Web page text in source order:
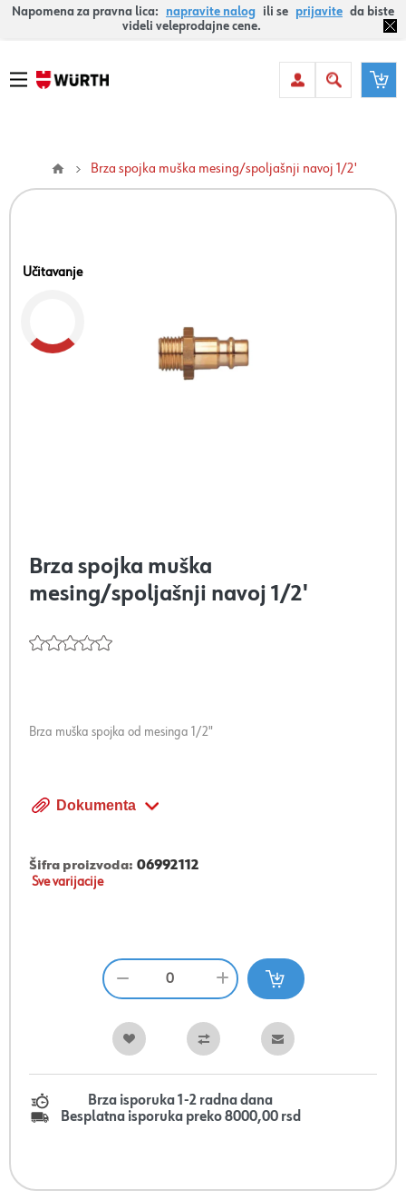
Napomena za pravna lica: napravite nalog ili se prijavite da biste
videli veleprodajne cene.
Brza spojka muška mesing/spoljašnji navoj 1/2'
Učitavanje
Brza spojka muška
mesing/spoljašnji navoj 1/2'
Brza muška spojka od mesinga 1/2"
Dokumenta
Šifra proizvoda: 06992112
Sve varijacije
Brza isporuka 1-2 radna dana
Besplatna isporuka preko 8000,00 rsd